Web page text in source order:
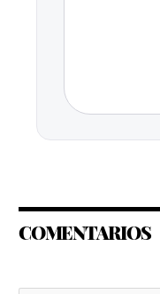
COMENTARIOS